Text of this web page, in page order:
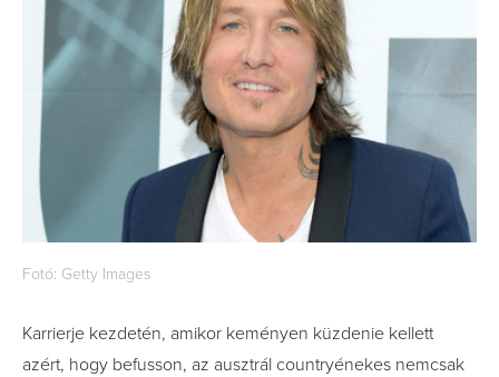
Fotó: Getty Images
Karrierje kezdetén, amikor keményen küzdenie kellett
azért, hogy befusson, az ausztrál countryénekes nemcsak